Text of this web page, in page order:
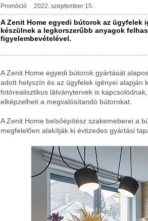
Promóció 2022. szeptember 15.
A Zenit Home egyedi bútorok az ügyfelek
készülnek a legkorszerűbb anyagok
figyelembevételével.
A Zenit Home egyedi bútorok gyártását
adott helyszín és az ügyfelek igényei alapján
fotórealisztikus látványtervek is
elképzelheti a megvalósítandó bútorokat.
A Zenit Home belsőépítész szakemeberei a
megfelelően alakítják ki évtizedes gyártási